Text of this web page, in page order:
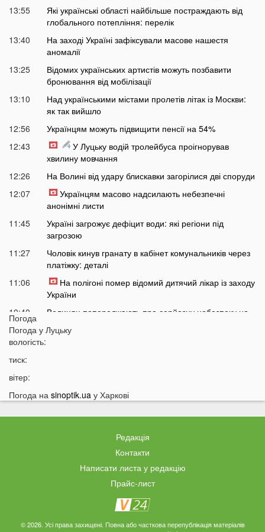
13:55
Які українські області найбільше постраждають від
глобального потепління: перелік
13:40
На заході Україні зафіксували масове нашестя
аномалії
13:25
Відомих українських артистів можуть позбавити
бронювання від мобілізації
13:10
Над українськими містами пролетів літак із Москви:
як так вийшло
12:56
Українцям можуть підвищити пенсії на 54%
12:43
У Луцьку водій тролейбуса проігнорував
хвилину мовчання
12:26
На Волині від удару блискавки загорілися дві споруди
12:07
Українцям масово надсилають небезпечні
анонімні листи
11:45
Україні загрожує дефіцит води: які регіони під
загрозою
11:27
Чоловік кинув гранату в кабінет комунальників через
платіжку: деталі
11:06
На полігоні помер відомий дитячий лікар із заходу
України
10:40
Волинян попереджають про серйозну небезпеку на
10:15
На війні загинули двоє військових з Волині
На Луцьк насувається гроза
Біля Луцька негода наробила біди: волиняни
публікують наслідки у мережі
Астрологи назвали знаки Зодіаку, для яких серпень
Врожай під загрозою: як врятувати город від
аномальної спеки
Погода
Погода у Луцьку
вологість:
тиск:
вітер:
Погода на sinoptik.ua у Харкові
Редакція
Контакти
Написати листа у редакцію
Прайс-лист
© 2026. Усі права захищені. Повна або часткова перепублікація матеріалів